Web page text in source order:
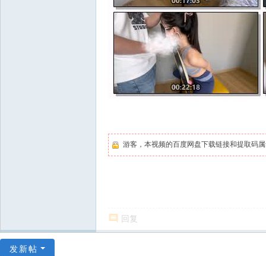
游客，本视频的百度网盘下载链接和提取码
回复
发新帖